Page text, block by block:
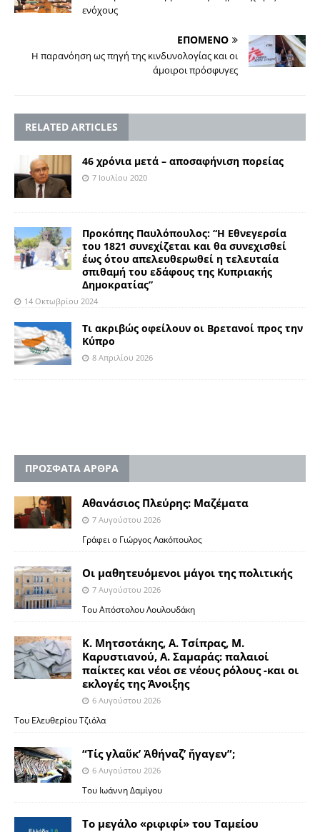
ενόχους
ΕΠΟΜΕΝΟ
Η παρανόηση ως πηγή της κινδυνολογίας και οι
άμοιροι πρόσφυγες
RELATED ARTICLES
46 χρόνια μετά – αποσαφήνιση πορείας
7 Ιουλίου 2020
Προκόπης Παυλόπουλος: “Η Εθνεγερσία
του 1821 συνεχίζεται και θα συνεχισθεί
έως ότου απελευθερωθεί η τελευταία
σπιθαμή του εδάφους της Κυπριακής
Δημοκρατίας”
14 Οκτωβρίου 2024
Τι ακριβώς οφείλουν οι Βρετανοί προς την
Κύπρο
8 Απριλίου 2026
ΠΡΟΣΦΑΤΑ ΑΡΘΡΑ
Αθανάσιος Πλεύρης: Μαζέματα
7 Αυγούστου 2026
Γράφει ο Γιώργος Λακόπουλος
Οι μαθητευόμενοι μάγοι της πολιτικής
7 Αυγούστου 2026
Του Απόστολου Λουλουδάκη
Κ. Μητσοτάκης, Α. Τσίπρας, Μ.
Καρυστιανού, Α. Σαμαράς: παλαιοί
παίκτες και νέοι σε νέους ρόλους -και οι
εκλογές της Άνοιξης
6 Αυγούστου 2026
Του Ελευθερίου Τζιόλα
“Τίς γλαῦκ’ Ἀθήναζ’ ἤγαγεν”;
6 Αυγούστου 2026
Του Ιωάννη Δαμίγου
Το μεγάλο «ριφιφί» του Ταμείου